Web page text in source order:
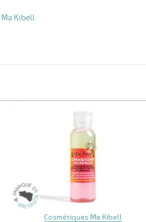
Ma Kibell
Cosmétiques Ma Kibell